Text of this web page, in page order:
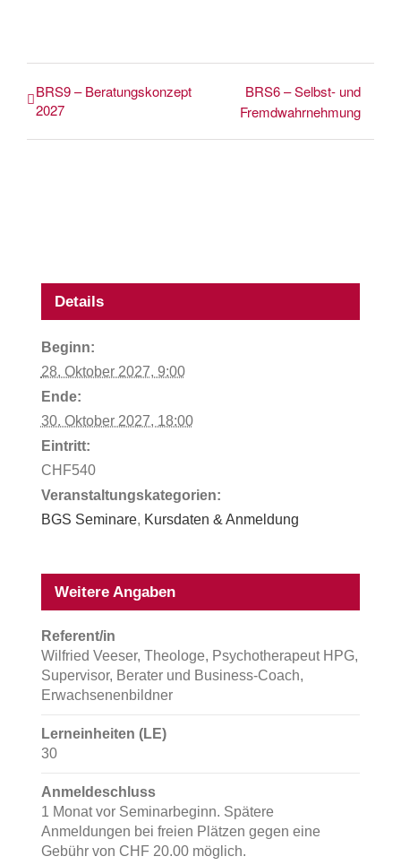
BRS9 – Beratungskonzept
2027
BRS6 – Selbst- und
Fremdwahrnehmung
Details
Beginn:
28. Oktober 2027, 9:00
Ende:
30. Oktober 2027, 18:00
Eintritt:
CHF540
Veranstaltungskategorien:
BGS Seminare, Kursdaten & Anmeldung
Weitere Angaben
Referent/in
Wilfried Veeser, Theologe, Psychotherapeut HPG,
Supervisor, Berater und Business-Coach,
Erwachsenenbildner
Lerneinheiten (LE)
30
Anmeldeschluss
1 Monat vor Seminarbeginn. Spätere
Anmeldungen bei freien Plätzen gegen eine
Gebühr von CHF 20.00 möglich.